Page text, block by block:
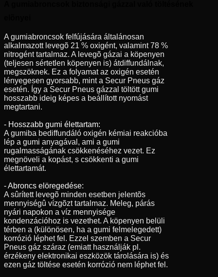
A gumiabroncsok felfújására általánosan
alkalmazott levegõ 21 % oxigént, valamint 78 %
nitrogént tartalmaz. A levegõ gázai a köpenyen
(teljesen sértetlen köpenyen is) átdiffundálnak,
megszöknek. Ez a folyamat az oxigén esetén
lényegesen gyorsabb, mint a Secur Pneus gáz
esetén. Így a Secur Pneus gázzal töltött gumi
hosszabb ideig képes a beállított nyomást
megtartani.
- Hosszabb gumi élettartam:
A gumiba bediffundáló oxigén kémiai reakcióba
lép a gumi anyagával, ami a gumi
rugalmasságának csökkenéséhez vezet. Ez
megnöveli a kopást, s csökkenti a gumi
élettartamát.
- Abroncs elöregedése:
A sûrített levegõ minden esetben jelentõs
mennyiségû vízgõzt tartalmaz. Meleg, párás
nyári napokon a víz mennyisége
kondenzációhoz is vezethet. A köpenyen belüli
térben a (különösen, ha a gumi felmelegedett)
korrózió léphet fel. Ezzel szemben a Secur
Pneus gáz száraz (emiatt használják pl.
érzékeny elektronikai eszközök tárolására is) és
ezen gáz töltése esetén korrózió nem léphet fel.